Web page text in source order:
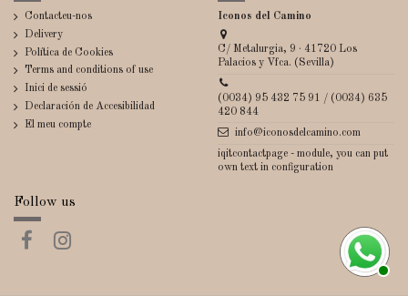
Contacteu-nos
Delivery
Política de Cookies
Terms and conditions of use
Inici de sessió
Declaración de Accesibilidad
El meu compte
Iconos del Camino
C/ Metalurgia, 9 · 41720 Los
Palacios y Vfca. (Sevilla)
(0034) 95 432 75 91 / (0034) 635
420 844
info@iconosdelcamino.com
iqitcontactpage - module, you can put
own text in configuration
Follow us